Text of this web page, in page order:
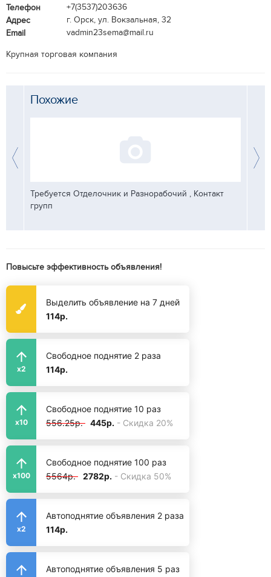
Телефон
+7(3537)203636
Адрес
г. Орск, ул. Вокзальная, 32
Email
vadmin23sema@mail.ru
Крупная торговая компания
Похожие
Требуется Отделочник и Разнорабочий , Контакт
групп
Повысьте эффективность объявления!
Выделить объявление на 7 дней
114р.
x2
Свободное поднятие 2 раза
114р.
x10
Свободное поднятие 10 раз
556.25р. 445р. - Скидка 20%
x100
Свободное поднятие 100 раз
5564р. 2782р. - Скидка 50%
x2
Автоподнятие объявления 2 раза
114р.
Автоподнятие объявления 5 раз